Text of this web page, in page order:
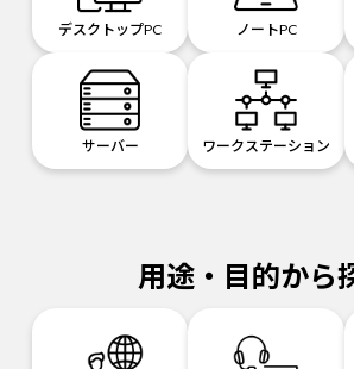
デスクトップPC ノートPC
サーバー ワークステーション
用途・目的から